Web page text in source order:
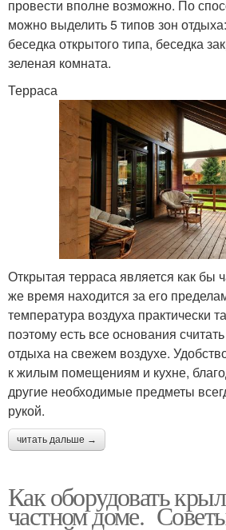
провести вполне возможно. По
можно выделить 5 типов зон
беседка открытого типа, беседка
зеленая комната.
Терраса
Открытая терраса является как бы
же время находится за его
температура воздуха практически
поэтому есть все основания
отдыха на свежем воздухе.
к жилым помещениям и кухне,
другие необходимые предметы
рукой.
читать дальше →
Как оборудовать
частном доме.